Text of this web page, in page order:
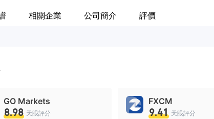
相關企業 公司簡介 評價
GO Markets
8.98 天眼評分
FXCM
9.41 天眼評分